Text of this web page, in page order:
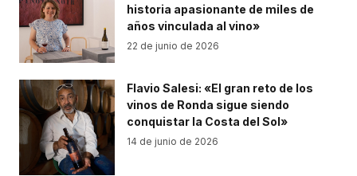
historia apasionante de miles de
años vinculada al vino»
22 de junio de 2026
Flavio Salesi: «El gran reto de los
vinos de Ronda sigue siendo
conquistar la Costa del Sol»
14 de junio de 2026